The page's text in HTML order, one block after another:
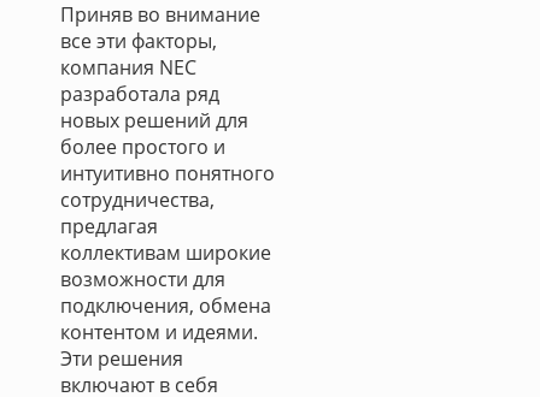
Приняв во внимание
все эти факторы,
компания NEC
разработала ряд
новых решений для
более простого и
интуитивно понятного
сотрудничества,
предлагая
коллективам широкие
возможности для
подключения, обмена
контентом и идеями.
Эти решения
включают в себя